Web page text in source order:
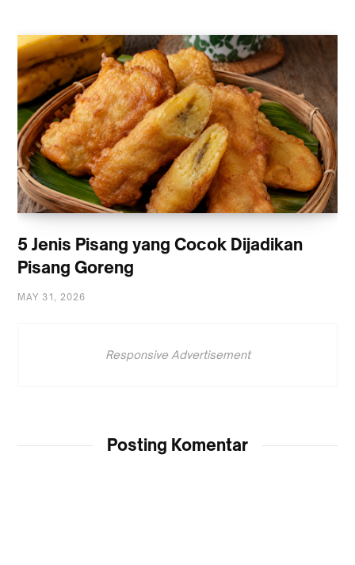
5 Jenis Pisang yang Cocok Dijadikan
Pisang Goreng
MAY 31, 2026
Responsive Advertisement
Posting Komentar